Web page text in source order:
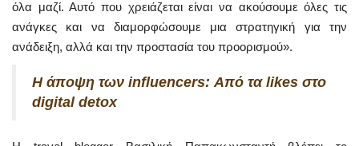
όλα μαζί. Αυτό που χρειάζεται είναι να ακούσουμε όλες τις
ανάγκες και να διαμορφώσουμε μια στρατηγική για την
ανάδειξη, αλλά και την προστασία του προορισμού».
Η άποψη των influencers: Από τα likes στο
digital detox